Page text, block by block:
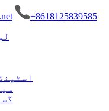
+8618125839585